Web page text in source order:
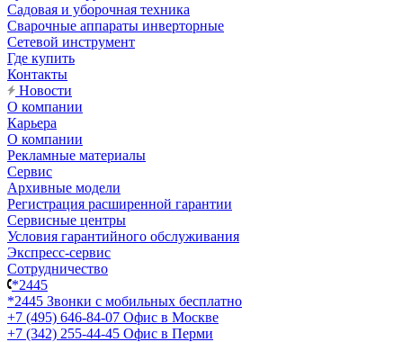
Садовая и уборочная техника
Сварочные аппараты инверторные
Сетевой инструмент
Где купить
Контакты
Новости
О компании
Карьера
О компании
Рекламные материалы
Сервис
Архивные модели
Регистрация расширенной гарантии
Сервисные центры
Условия гарантийного обслуживания
Экспресс-сервис
Сотрудничество
*2445
*2445 Звонки с мобильных бесплатно
+7 (495) 646-84-07 Офис в Москве
+7 (342) 255-44-45 Офис в Перми